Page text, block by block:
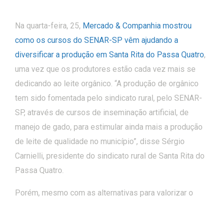
Na quarta-feira, 25, Mercado & Companhia mostrou
como os cursos do SENAR-SP vêm ajudando a
diversificar a produção em Santa Rita do Passa Quatro,
uma vez que os produtores estão cada vez mais se
dedicando ao leite orgânico. “A produção de orgânico
tem sido fomentada pelo sindicato rural, pelo SENAR-
SP, através de cursos de inseminação artificial, de
manejo de gado, para estimular ainda mais a produção
de leite de qualidade no município”, disse Sérgio
Carnielli, presidente do sindicato rural de Santa Rita do
Passa Quatro.
Porém, mesmo com as alternativas para valorizar o